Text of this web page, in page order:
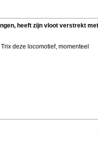
heeft zijn vloot verstrekt
deze locomotief, momenteel